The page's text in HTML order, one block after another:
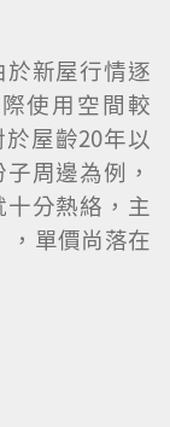
新屋行情逐
使用空間較
屋齡20年以
周邊為例，
分熱絡，主
，單價尚落在